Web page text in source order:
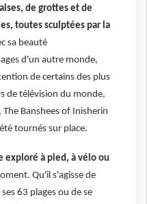
de grottes et de
toutes sculptées par la
sa beauté
d'un autre monde,
de certains des plus
de télévision du monde,
The Banshees of Inisherin
tournés sur place.
exploré à pied, à vélo ou
Qu'il s'agisse de
63 plages ou de se